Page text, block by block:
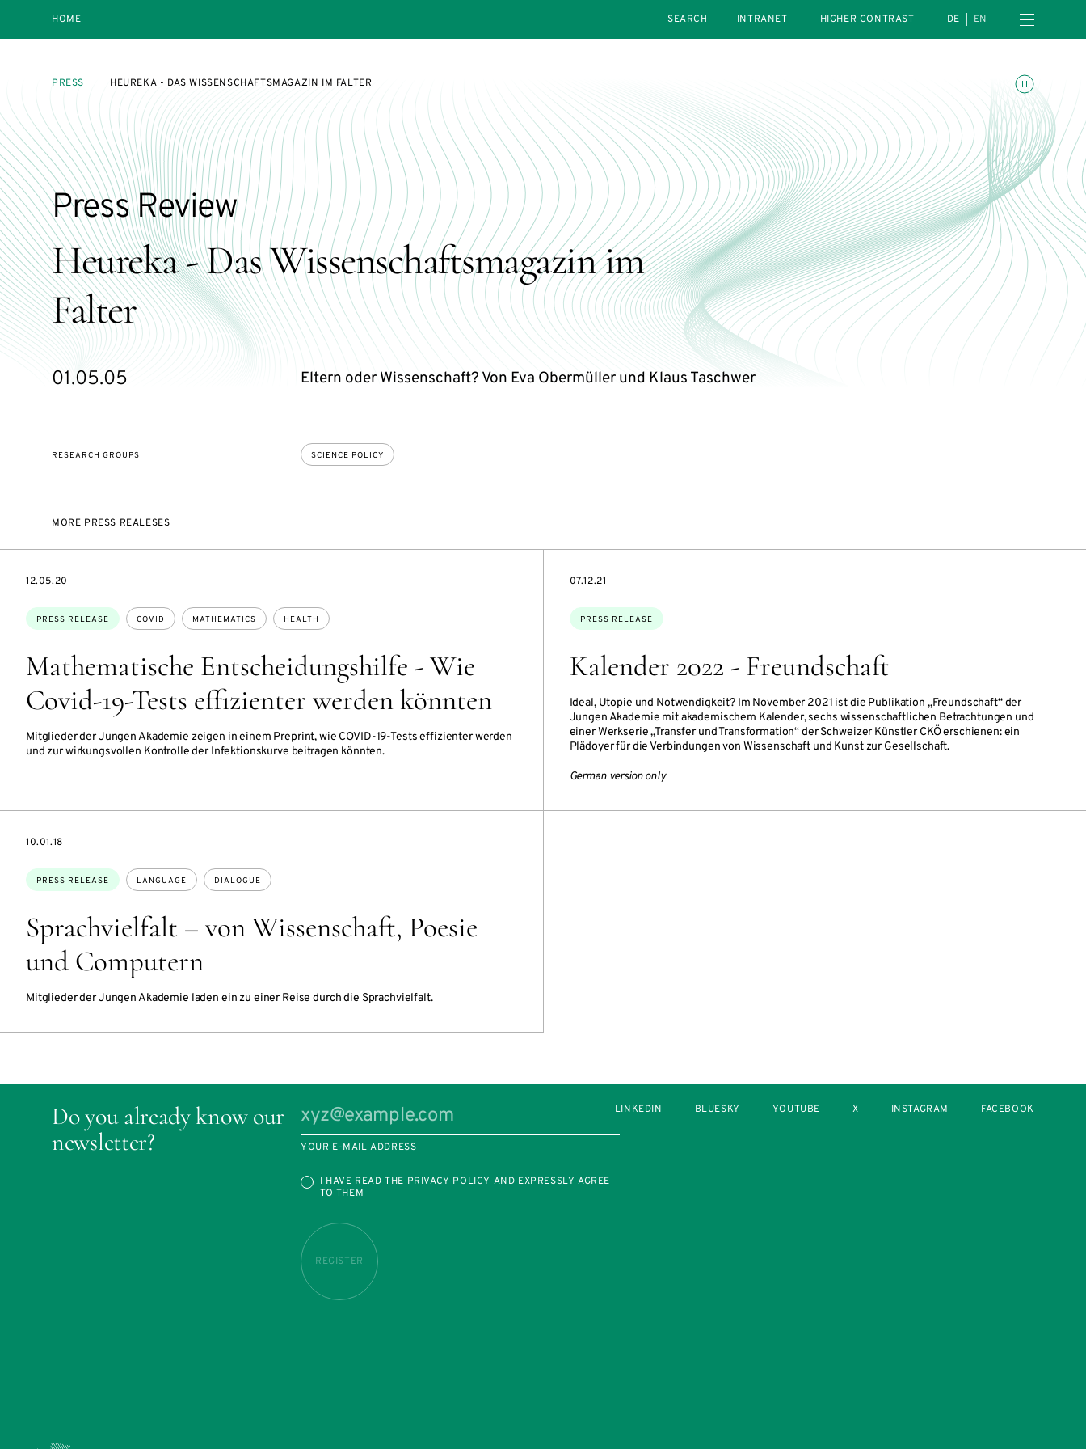
HOME
INTRANET
HIGHER CONTRAST DE EN Open navigation menu
Toggle animations
PRESS HEUREKA - DAS WISSENSCHAFTSMAGAZIN IM FALTER
Heureka - Das Wissenschaftsmagazin im
Falter
Press Review
01.05.05 Eltern oder Wissenschaft? Von Eva Obermüller und Klaus Taschwer
RESEARCH GROUPS SCIENCE POLICY
MORE PRESS REALESES
Mathematische Entscheidungshilfe - Wie
Covid-19-Tests effizienter werden könnten
Mitglieder der Jungen Akademie zeigen in einem Preprint, wie COVID-19-Tests effizienter werden
und zur wirkungsvollen Kontrolle der Infektionskurve beitragen könnten.
Topics:
PRESS RELEASE COVID MATHEMATICS HEALTH
DATE
12.05.20
Kalender 2022 - Freundschaft
Ideal, Utopie und Notwendigkeit? Im November 2021 ist die Publikation „Freundschaft“ der
Jungen Akademie mit akademischem Kalender, sechs wissenschaftlichen Betrachtungen und
einer Werkserie „Transfer und Transformation“ der Schweizer Künstler CKÖ erschienen: ein
Plädoyer für die Verbindungen von Wissenschaft und Kunst zur Gesellschaft.
German version only
Topics:
PRESS RELEASE
DATE
07.12.21
Sprachvielfalt – von Wissenschaft, Poesie
und Computern
Mitglieder der Jungen Akademie laden ein zu einer Reise durch die Sprachvielfalt.
Topics:
PRESS RELEASE LANGUAGE DIALOGUE
DATE
10.01.18
Do you already know our
newsletter?
YOUR E-MAIL ADDRESS
I HAVE READ THEPRIVACY POLICYAND EXPRESSLY AGREE
TO THEM
REGISTER
LINKEDIN BLUESKY YOUTUBE X INSTAGRAM FACEBOOK